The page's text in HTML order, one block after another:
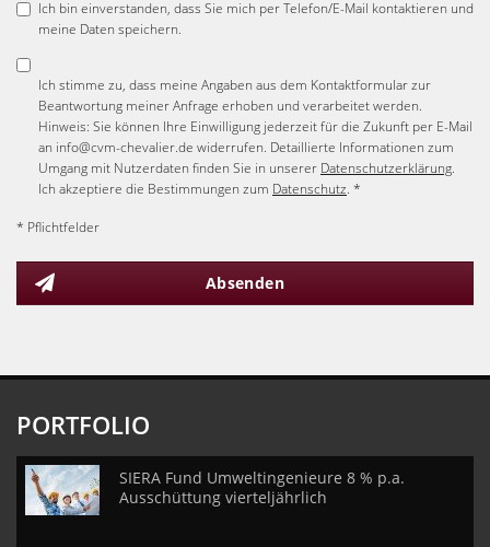
Ich bin einverstanden, dass Sie mich per Telefon/E-Mail kontaktieren und
meine Daten speichern.
Ich stimme zu, dass meine Angaben aus dem Kontaktformular zur
Beantwortung meiner Anfrage erhoben und verarbeitet werden.
Hinweis: Sie können Ihre Einwilligung jederzeit für die Zukunft per E-Mail
an info@cvm-chevalier.de widerrufen. Detaillierte Informationen zum
Umgang mit Nutzerdaten finden Sie in unserer Datenschutzerklärung.
Ich akzeptiere die Bestimmungen zum Datenschutz. *
* Pflichtfelder
Absenden
PORTFOLIO
SIERA Fund Umweltingenieure 8 % p.a.
Ausschüttung vierteljährlich